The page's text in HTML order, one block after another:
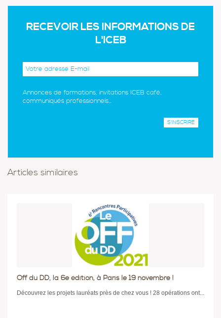
RECEVOIR LES INFORMATIONS DE
L'ICEB
Annonces de formations, invitations ICEB café,
communiqués professionnels...
Articles similaires
Off du DD, la 6e édition, à Paris le 19 novembre !
Découvrez les projets lauréats près de chez vous ! 28 opérations ont...